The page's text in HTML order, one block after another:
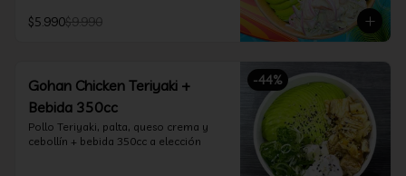
$5.990$9.990
-44%
Gohan Chicken Teriyaki +
Bebida 350cc
Pollo Teriyaki, palta, queso crema y
cebollín + bebida 350cc a elección